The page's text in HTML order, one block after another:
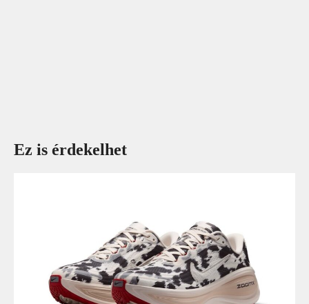
Ez is érdekelhet